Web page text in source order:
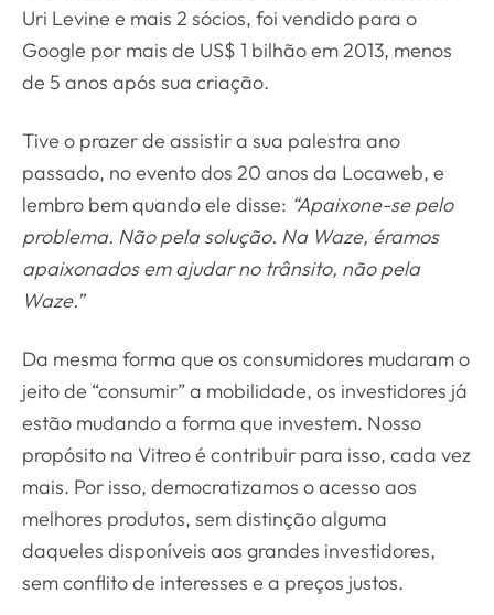
Uri Levine e mais 2 sócios, foi vendido para o
Google por mais de US$ 1 bilhão em 2013, menos
de 5 anos após sua criação.
Tive o prazer de assistir a sua palestra ano
passado, no evento dos 20 anos da Locaweb, e
lembro bem quando ele disse: “Apaixone-se pelo
problema. Não pela solução. Na Waze, éramos
apaixonados em ajudar no trânsito, não pela
Waze.”
Da mesma forma que os consumidores mudaram o
jeito de “consumir” a mobilidade, os investidores já
estão mudando a forma que investem. Nosso
propósito na Vitreo é contribuir para isso, cada vez
mais. Por isso, democratizamos o acesso aos
melhores produtos, sem distinção alguma
daqueles disponíveis aos grandes investidores,
sem conflito de interesses e a preços justos.